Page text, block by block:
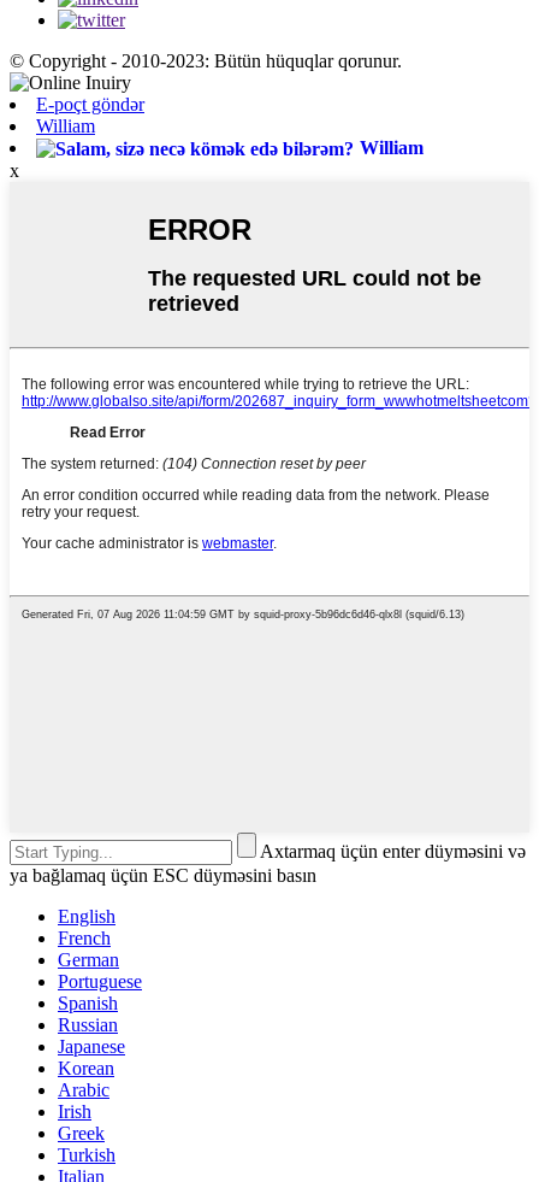
© Copyright - 2010-2023: Bütün hüquqlar qorunur.
E-poçt göndər
William
William
x
Axtarmaq üçün enter düyməsini və
ya bağlamaq üçün ESC düyməsini basın
English
French
German
Portuguese
Spanish
Russian
Japanese
Korean
Arabic
Irish
Greek
Turkish
Italian